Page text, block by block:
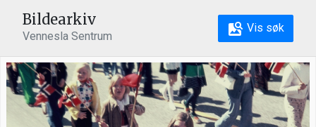
Bildearkiv
Vennesla Sentrum
Vis søk